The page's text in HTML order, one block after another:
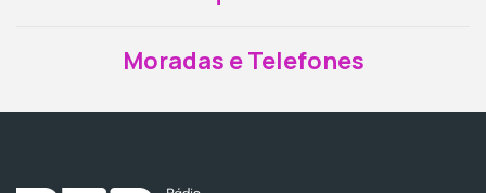
Moradas e Telefones